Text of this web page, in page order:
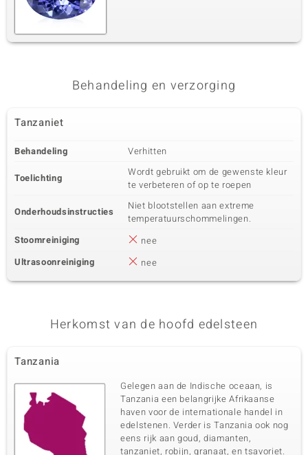
Behandeling en verzorging
Tanzaniet
Behandeling Verhitten
Toelichting
Wordt gebruikt om de gewenste kleur
te verbeteren of op te roepen
Onderhoudsinstructies
Niet blootstellen aan extreme
temperatuurschommelingen.
Stoomreiniging
nee
Ultrasoonreiniging
nee
Herkomst van de hoofd edelsteen
Tanzania
Gelegen aan de Indische oceaan, is
Tanzania een belangrijke Afrikaanse
haven voor de internationale handel in
edelstenen. Verder is Tanzania ook nog
eens rijk aan goud, diamanten,
tanzaniet, robijn, granaat, en tsavoriet.